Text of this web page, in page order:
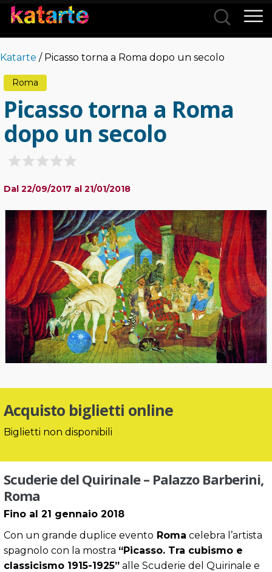
Categorie
Katarte / Picasso torna a Roma dopo un secolo
Roma
Picasso torna a Roma
dopo un secolo
Dal 22/09/2017 al 21/01/2018
Acquisto biglietti online
Biglietti non disponibili
Scuderie del Quirinale – Palazzo Barberini,
Roma
Fino al 21 gennaio 2018
Con un grande duplice evento Roma celebra l’artista
spagnolo con la mostra “Picasso. Tra cubismo e
classicismo 1915-1925” alle Scuderie del Quirinale e